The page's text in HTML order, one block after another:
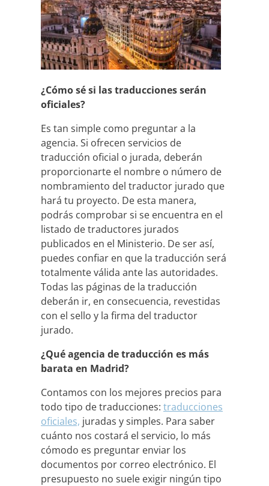
¿Cómo sé si las traducciones serán
oficiales?
Es tan simple como preguntar a la
agencia. Si ofrecen servicios de
traducción oficial o jurada, deberán
proporcionarte el nombre o número de
nombramiento del traductor jurado que
hará tu proyecto. De esta manera,
podrás comprobar si se encuentra en el
listado de traductores jurados
publicados en el Ministerio. De ser así,
puedes confiar en que la traducción será
totalmente válida ante las autoridades.
Todas las páginas de la traducción
deberán ir, en consecuencia, revestidas
con el sello y la firma del traductor
jurado.
¿Qué agencia de traducción es más
barata en Madrid?
Contamos con los mejores precios para
todo tipo de traducciones: traducciones
oficiales, juradas y simples. Para saber
cuánto nos costará el servicio, lo más
cómodo es preguntar enviar los
documentos por correo electrónico. El
presupuesto no suele exigir ningún tipo